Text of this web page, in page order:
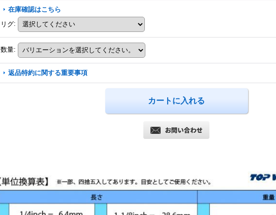
在庫確認はこちら
リグ:
数量:
返品特約に関する重要事項